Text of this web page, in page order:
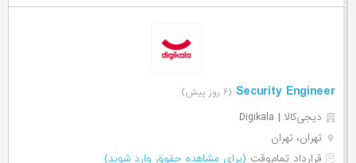
Security Engineer (۶ روز پیش)
دیجی‌‌کالا | Digikala
تهران، تهران
قرارداد تمام‌وقت (برای مشاهده حقوق وارد شوید)